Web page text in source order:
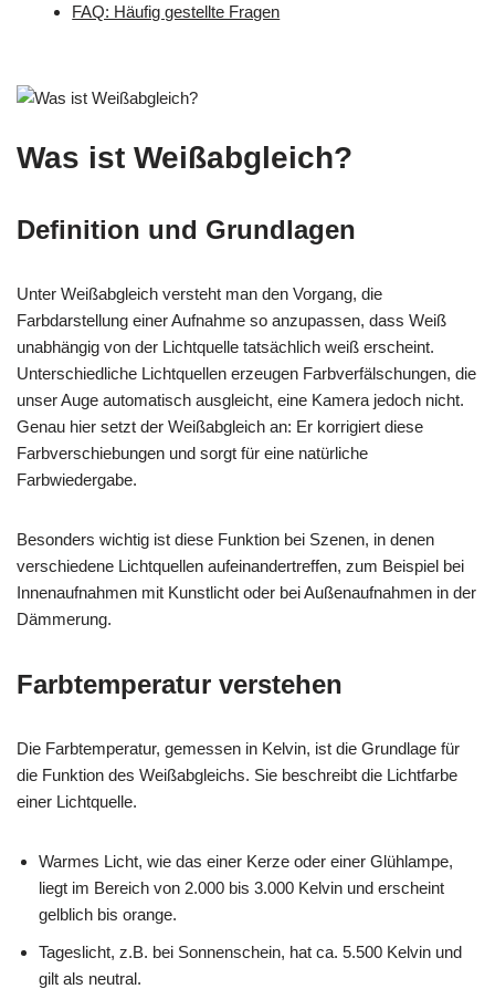
FAQ: Häufig gestellte Fragen
Was ist Weißabgleich?
Definition und Grundlagen
Unter Weißabgleich versteht man den Vorgang, die
Farbdarstellung einer Aufnahme so anzupassen, dass Weiß
unabhängig von der Lichtquelle tatsächlich weiß erscheint.
Unterschiedliche Lichtquellen erzeugen Farbverfälschungen, die
unser Auge automatisch ausgleicht, eine Kamera jedoch nicht.
Genau hier setzt der Weißabgleich an: Er korrigiert diese
Farbverschiebungen und sorgt für eine natürliche
Farbwiedergabe.
Besonders wichtig ist diese Funktion bei Szenen, in denen
verschiedene Lichtquellen aufeinandertreffen, zum Beispiel bei
Innenaufnahmen mit Kunstlicht oder bei Außenaufnahmen in der
Dämmerung.
Farbtemperatur verstehen
Die Farbtemperatur, gemessen in Kelvin, ist die Grundlage für
die Funktion des Weißabgleichs. Sie beschreibt die Lichtfarbe
einer Lichtquelle.
Warmes Licht, wie das einer Kerze oder einer Glühlampe,
liegt im Bereich von 2.000 bis 3.000 Kelvin und erscheint
gelblich bis orange.
Tageslicht, z.B. bei Sonnenschein, hat ca. 5.500 Kelvin und
gilt als neutral.